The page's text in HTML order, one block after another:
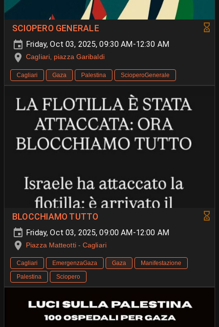
SCIOPERO GENERALE
Friday, Oct 03, 2025, 09:30 AM-12:30 AM
Cagliari, piazza Garibaldi
Cagliari Gaza Palestina ScioperoGenerale
BLOCCHIAMO TUTTO
Friday, Oct 03, 2025, 09:00 AM-12:00 AM
Piazza Matteotti - Cagliari
Cagliari EmergenzaGaza Gaza
Manifestazione
Palestina
Sciopero